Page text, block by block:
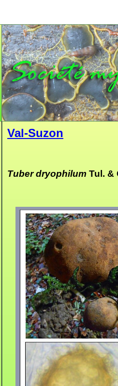
Val-Suzon
Tuber dryophilum Tul. &